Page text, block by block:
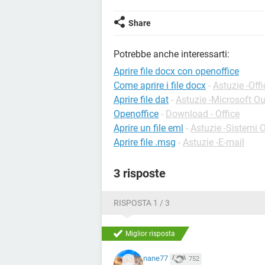
Share
Potrebbe anche interessarti:
Aprire file docx con openoffice
Come aprire i file docx - Astuzie -
Aprire file dat - Astuzie -Microsoft
Openoffice - Download - Office
Aprire un file eml - Astuzie -Sistemi
Aprire file .msg - Astuzie -E-mail
3 risposte
RISPOSTA 1 / 3
Miglior risposta
nane77 752